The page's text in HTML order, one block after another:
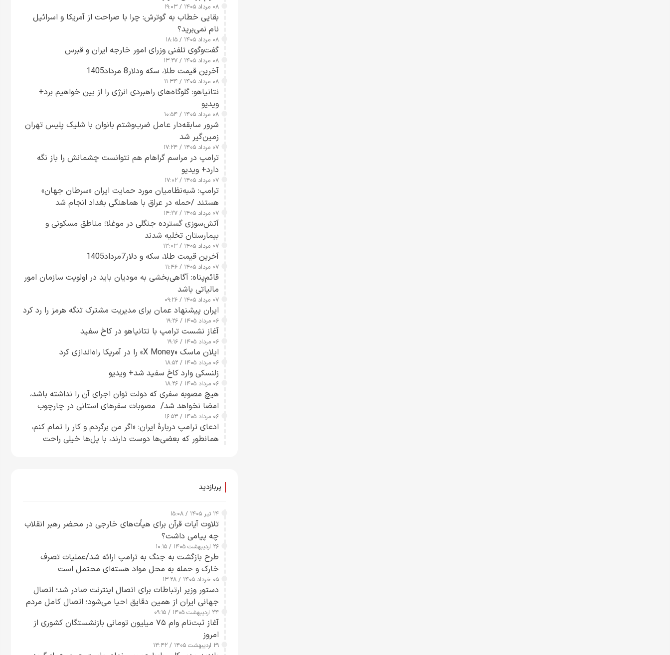
۰۸ مرداد ۱۴۰۵ / ۱۹:۰۳
بقایی خطاب به گوترش: چرا با صراحت از آمریکا و اسرائیل
نام نمی‌برید؟
۰۸ مرداد ۱۴۰۵ / ۱۸:۱۵
گفت‌وگوی تلفنی وزرای امور خارجه ایران و قبرس
۰۸ مرداد ۱۴۰۵ / ۱۳:۲۷
آخرین قیمت طلا، سکه ودلار8 مرداد1405
۰۸ مرداد ۱۴۰۵ / ۱۱:۳۴
نتانیاهو: گلوگاه‌های راهبردی انرژی را از بین خواهیم برد+
ویدیو
۰۸ مرداد ۱۴۰۵ / ۱۰:۵۴
شرور سابقه‌دار عامل ضرب‌وشتم بانوان با شلیک پلیس تهران
زمین‌گیر شد
۰۷ مرداد ۱۴۰۵ / ۱۷:۲۴
ترامپ در مراسم گراهام هم نتوانست چشمانش را باز نگه
دارد+ ویدیو
۰۷ مرداد ۱۴۰۵ / ۱۷:۰۲
ترامپ: شبه‌نظامیان مورد حمایت ایران «سرطان جهان»
هستند /حمله در عراق با هماهنگی بغداد انجام شد
۰۷ مرداد ۱۴۰۵ / ۱۴:۲۷
آتش‌سوزی گسترده جنگلی در موغلا؛ مناطق مسکونی و
بیمارستان تخلیه شدند
۰۷ مرداد ۱۴۰۵ / ۱۳:۰۳
آخرین قیمت طلا، سکه و دلار7مرداد1405
۰۷ مرداد ۱۴۰۵ / ۱۱:۴۶
قائم‌پناه: آگاهی‌بخشی به مودیان باید در اولویت سازمان امور
مالیاتی باشد
۰۷ مرداد ۱۴۰۵ / ۰۹:۲۶
ایران پیشنهاد عمان برای مدیریت مشترک تنگه هرمز را رد کرد
۰۶ مرداد ۱۴۰۵ / ۱۹:۲۶
آغاز نشست ترامپ با نتانیاهو در کاخ سفید
۰۶ مرداد ۱۴۰۵ / ۱۹:۱۶
ایلان ماسک «X Money» را در آمریکا راه‌اندازی کرد
۰۶ مرداد ۱۴۰۵ / ۱۸:۵۲
زلنسکی وارد کاخ سفید شد+ ویدیو
۰۶ مرداد ۱۴۰۵ / ۱۸:۲۶
هیچ مصوبه سفری که دولت توان اجرای آن را نداشته باشد،
امضا نخواهد شد/ مصوبات سفرهای استانی در چارچوب
قانون بودجه است+ عکس
۰۶ مرداد ۱۴۰۵ / ۱۶:۵۳
ادعای ترامپ دربارهٔ ایران: «اگر من برگردم و کار را تمام کنم،
همانطور که بعضی‌ها دوست دارند، با پل‌ها خیلی راحت
پربازدید
۱۴ تیر ۱۴۰۵ / ۱۵:۰۸
تلاوت آیات قرآن برای هیأت‌های خارجی در محضر رهبر انقلاب
چه پیامی داشت؟
۲۶ اردیبهشت ۱۴۰۵ / ۱۰:۱۵
طرح‌ بازگشت به جنگ به ترامپ ارائه شد/عملیات تصرف
خارک و حمله به محل مواد هسته‌ای محتمل است
۰۵ خرداد ۱۴۰۵ / ۱۳:۲۸
دستور وزیر ارتباطات برای اتصال اینترنت صادر شد؛ اتصال
جهانی ایران از همین دقایق احیا می‌شود؛ اتصال کامل مردم
تا ۲۴ ساعت آینده
۲۴ اردیبهشت ۱۴۰۵ / ۰۹:۱۵
آغاز ثبت‌نام وام ۷۵ میلیون تومانی بازنشستگان کشوری از
امروز
۲۹ اردیبهشت ۱۴۰۵ / ۱۳:۴۲